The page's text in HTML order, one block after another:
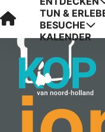
Visit Kop van Holland
TUN &
BESUCHE
KALENDER